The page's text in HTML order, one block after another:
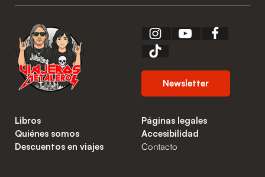
Newsletter
Libros
Quiénes somos
Descuentos en viajes
Páginas legales
Accesibilidad
Contacto